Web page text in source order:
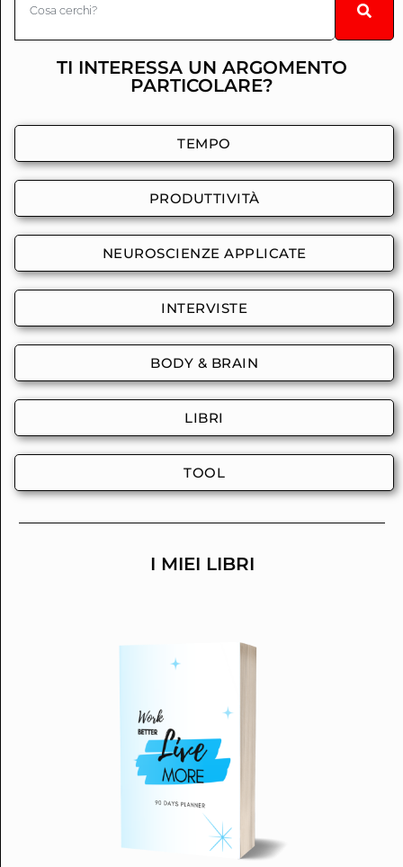
TI INTERESSA UN ARGOMENTO
PARTICOLARE?
TEMPO
PRODUTTIVITÀ
NEUROSCIENZE APPLICATE
INTERVISTE
BODY & BRAIN
LIBRI
TOOL
I MIEI LIBRI